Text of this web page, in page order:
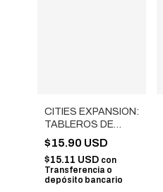
CITIES EXPANSION:
TABLEROS DE
LOGRO DE CIUDAD
+ TEATROS
$15.90 USD
$15.11 USD con
Transferencia o
depósito bancario